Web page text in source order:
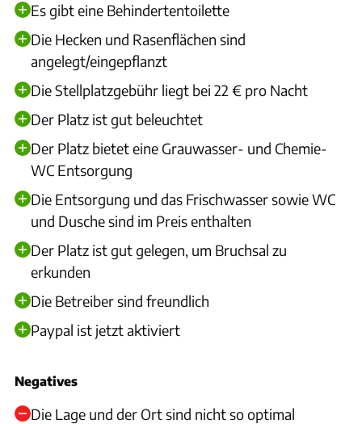
Es gibt eine Behindertentoilette
Die Hecken und Rasenflächen sind
angelegt/eingepflanzt
Die Stellplatzgebühr liegt bei 22 € pro Nacht
Der Platz ist gut beleuchtet
Der Platz bietet eine Grauwasser- und Chemie-
WC Entsorgung
Die Entsorgung und das Frischwasser sowie WC
und Dusche sind im Preis enthalten
Der Platz ist gut gelegen, um Bruchsal zu
erkunden
Die Betreiber sind freundlich
Paypal ist jetzt aktiviert
Negatives
Die Lage und der Ort sind nicht so optimal